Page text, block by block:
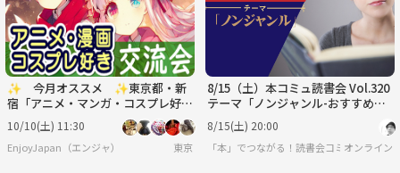
✨ 今月オススメ ✨東京都・新
宿「アニメ・マンガ・コスプレ好
き」交流会
10/10(土) 11:30
EnjoyJapan（エンジャ） 東京
8/15（土）本コミュ読書会 Vol.320
テーマ「ノンジャンル-おすすめの
本を語る会」
8/15(土) 20:00
「本」でつながる！読書会コミュニティ「
オンライン